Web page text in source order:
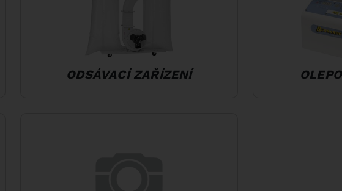
ODSÁVACÍ ZAŘÍZENÍ